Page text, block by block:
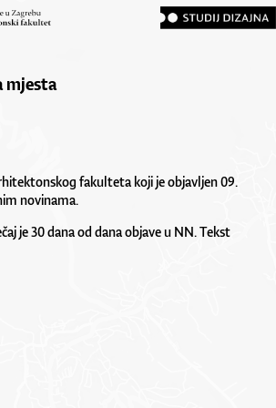
mjesta
fakulteta koji je objavljen 09.
novinama.
je 30 dana od dana objave u NN. Tekst